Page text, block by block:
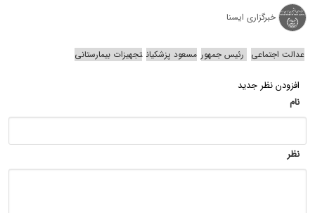
خبرگزاری ایسنا
عدالت اجتماعی رئیس جمهور مسعود پزشکیان تجهیزات بیمارستانی
افزودن نظر جدید
نام
نظر